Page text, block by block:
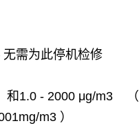
无需为此停机检修
和 1.0 - 2000 μg/m3 （
m3 ）